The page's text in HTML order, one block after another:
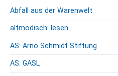
Abfall aus der Warenwelt
altmodisch: lesen
AS: Arno Schmidt Stiftung
AS: GASL